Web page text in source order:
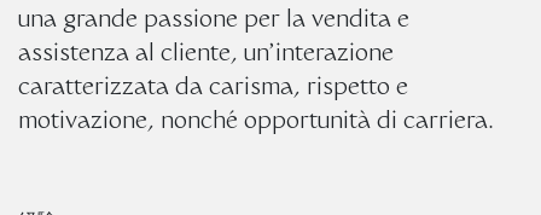
una grande passione per la vendita e
assistenza al cliente, un’interazione
caratterizzata da carisma, rispetto e
motivazione, nonché opportunità di carriera.